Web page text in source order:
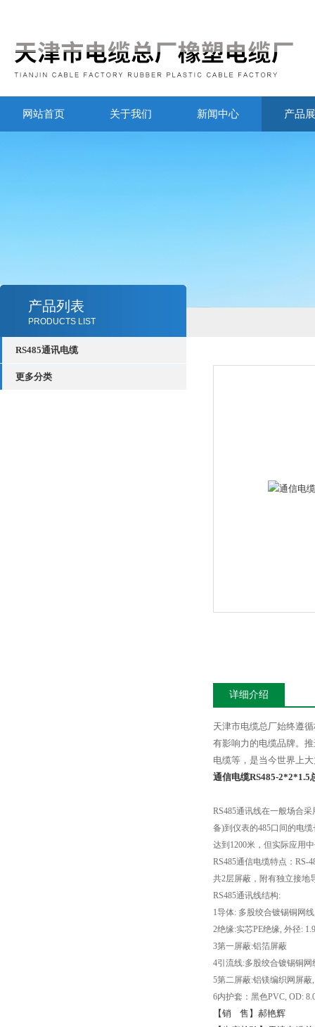
网站首页 关于我们 新闻中心 产品
产品列表
PRODUCTS LIST
RS485通讯电缆
更多分类
详细介绍
天津市电缆总厂始终遵
有影响力的电缆品牌。
电缆等，是当今世界上
通信电缆RS485-2*2*1.5
RS485通讯线在一般场合
备)到仪表的485口间的电
达到 1200米，但实际应用
RS485通信电缆特点： RS-
共2层屏蔽，附有独立接地
RS485通讯线结构:
1导体: 多股绞合镀锡铜网线
2绝缘:实芯PE绝缘, 外径:
3第一屏蔽:铝箔屏蔽
4引流线:多股绞合镀锡铜网
5第二屏蔽:铝镁编织网屏蔽
6内护套：黑色PVC, OD:
【销
售】郝艳辉